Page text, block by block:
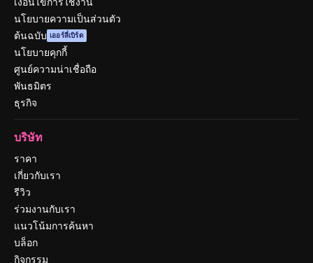
นโยบายความเป็นส่วนตัว
ต้นฉบับ เออร์ลี่เบิร์ด
นโยบายคุกกี้
ศูนย์ความน่าเชื่อถือ
พันธมิตร
ธุรกิจ
บริษัท
ราคา
เกี่ยวกับเรา
รีวิว
ร่วมงานกับเรา
แนวโน้มการค้นหา
บล็อก
กิจกรรม